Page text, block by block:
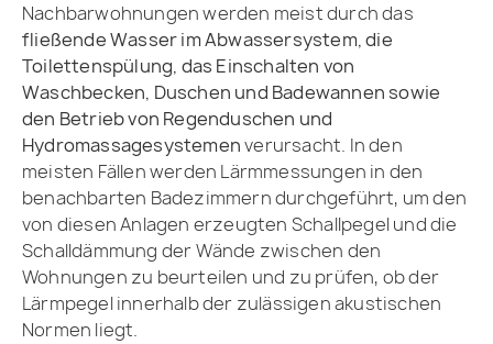
Nachbarwohnungen werden meist durch das
fließende Wasser im Abwassersystem, die
Toilettenspülung, das Einschalten von
Waschbecken, Duschen und Badewannen sowie
den Betrieb von Regenduschen und
Hydromassagesystemenverursacht. In den
meisten Fällen werden Lärmmessungen in den
benachbarten Badezimmern durchgeführt, um den
von diesen Anlagen erzeugten Schallpegel und die
Schalldämmung der Wände zwischen den
Wohnungen zu beurteilen und zu prüfen, ob der
Lärmpegel innerhalb der zulässigen akustischen
Normen liegt.